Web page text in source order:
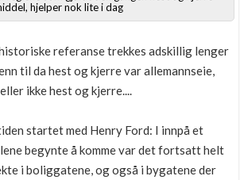
hjelper nok lite i dag
referanse trekkes adskillig lenger
til da hest og kjerre var allemannseie,
ikke hest og kjerre....
startet med Henry Ford: I innpå et
begynte å komme var det fortsatt helt
i boliggatene, og også i bygatene der